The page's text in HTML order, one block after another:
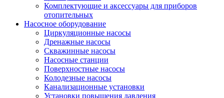
Комплектующие и аксессуары для приборов
отопительных
Насосное оборудование
Циркуляционные насосы
Дренажные насосы
Скважинные насосы
Насосные станции
Поверхностные насосы
Колодезные насосы
Канализационные установки
Установки повышения давления